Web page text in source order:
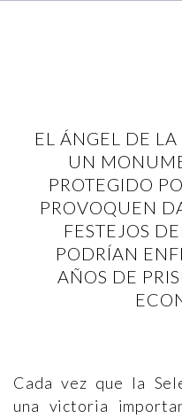
EL ÁNGEL DE
UN
PROTEGIDO
PROVOQUEN
FESTEJOS
PODRÍAN
AÑOS DE
Cada vez que la
una victoria